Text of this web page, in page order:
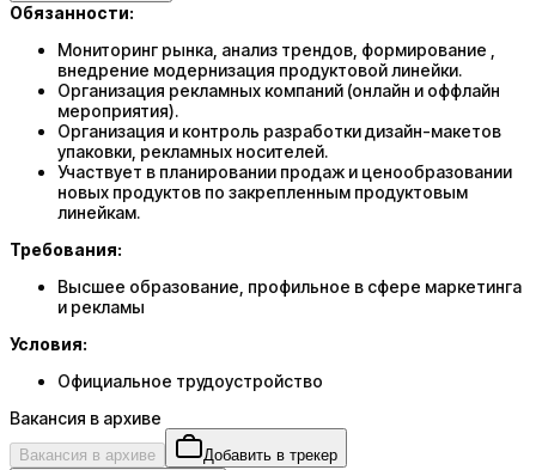
Обязанности:
Мониторинг рынка, анализ трендов, формирование ,
внедрение модернизация продуктовой линейки.
Организация рекламных компаний (онлайн и оффлайн
мероприятия).
Организация и контроль разработки дизайн-макетов
упаковки, рекламных носителей.
Участвует в планировании продаж и ценообразовании
новых продуктов по закрепленным продуктовым
линейкам.
Требования:
Высшее образование, профильное в сфере маркетинга
и рекламы
Условия:
Официальное трудоустройство
Вакансия в архиве
Вакансия в архиве Добавить в трекер